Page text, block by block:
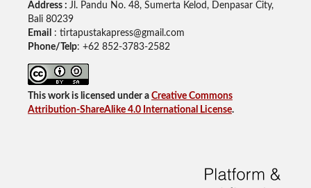
Address : Jl. Pandu No. 48, Sumerta Kelod, Denpasar City,
Bali 80239
Email
: tirtapustakapress@gmail.com
Phone/Telp: +62 852-3783-2582
This work is licensed under a Creative Commons
Attribution-ShareAlike 4.0 International License.